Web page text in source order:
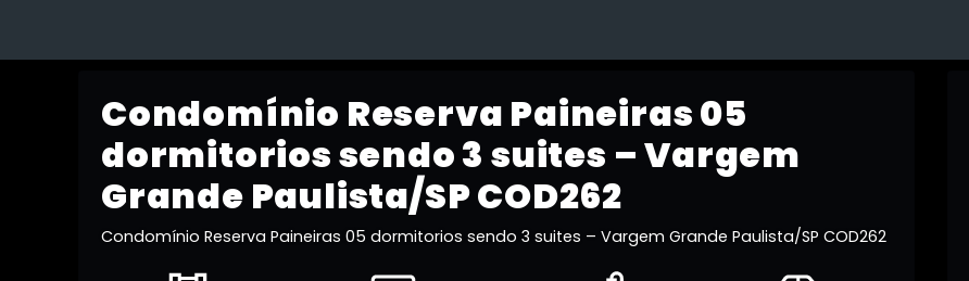
Condomínio Reserva Paineiras 05
dormitorios sendo 3 suites – Vargem
Grande Paulista/SP COD262
Condomínio Reserva Paineiras 05 dormitorios sendo 3 suites – Vargem Grande Paulista/SP COD262